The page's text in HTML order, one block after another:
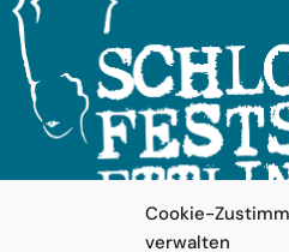
Cookie-
verwalten